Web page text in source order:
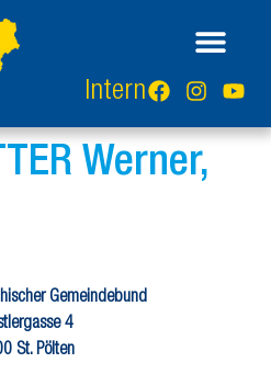
Intern
Werner,
Gemeindebund
4
St. Pölten